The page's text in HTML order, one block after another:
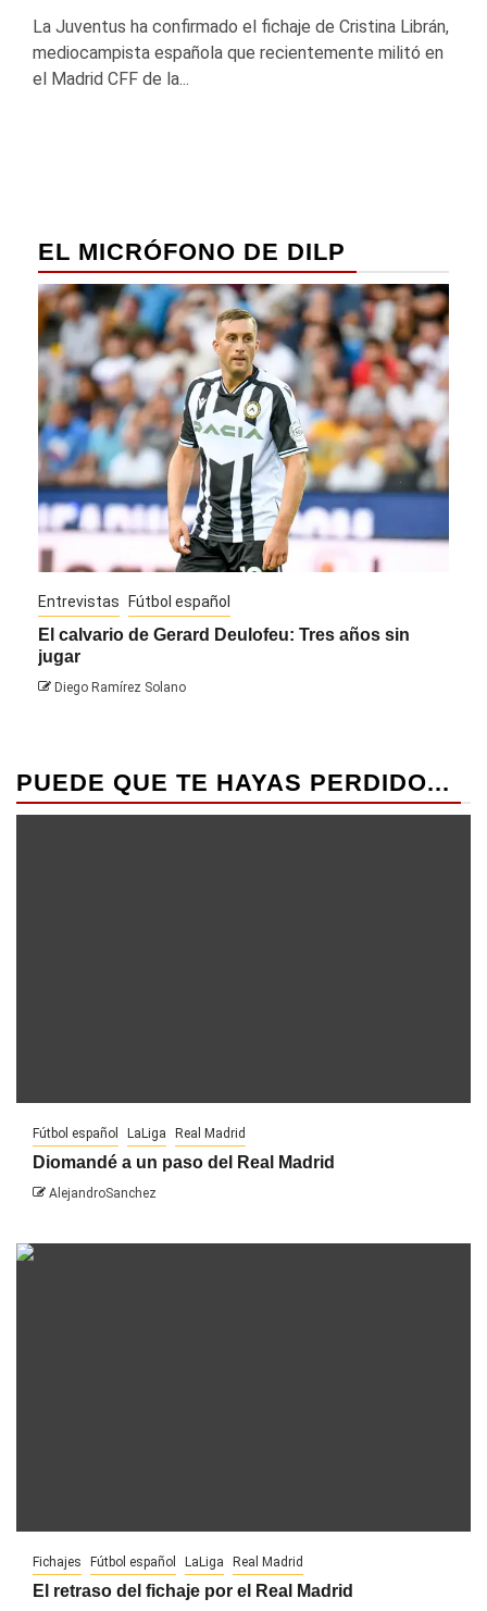
La Juventus ha confirmado el fichaje de Cristina Librán,
mediocampista española que recientemente militó en
el Madrid CFF de la...
EL MICRÓFONO DE DILP
Entrevistas Fútbol español
El calvario de Gerard Deulofeu: Tres años sin
jugar
Diego Ramírez Solano
PUEDE QUE TE HAYAS PERDIDO...
Fútbol español LaLiga Real Madrid
Diomandé a un paso del Real Madrid
AlejandroSanchez
Fichajes Fútbol español LaLiga Real Madrid
El retraso del fichaje por el Real Madrid